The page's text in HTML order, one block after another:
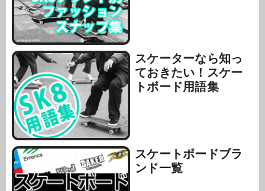
スケーターなら知っ
ておきたい！スケー
トボード用語集
スケートボードブラ
ンド一覧